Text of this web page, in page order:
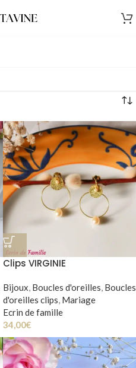
Clips VIRGINIE
Bijoux, Boucles d'oreilles, Boucles
d'oreilles clips, Mariage
Ecrin de famille
34,00€